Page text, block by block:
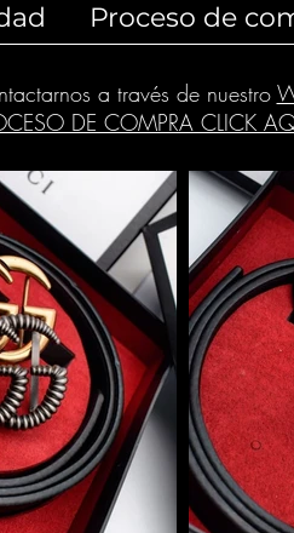
Proceso de
a través de nuestro
DE COMPRA CLICK